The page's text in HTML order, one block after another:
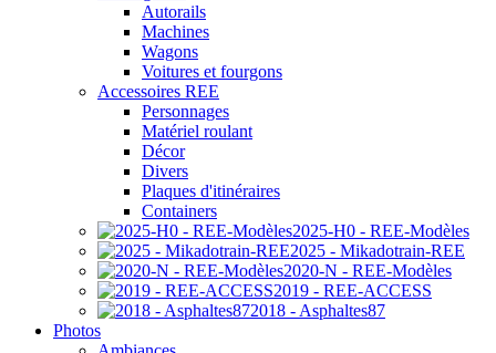
Autorails
Machines
Wagons
Voitures et fourgons
Accessoires REE
Personnages
Matériel roulant
Décor
Divers
Plaques d'itinéraires
Containers
2025-H0 - REE-Modèles
2025 - Mikadotrain-REE
2020-N - REE-Modèles
2019 - REE-ACCESS
2018 - Asphaltes87
Photos